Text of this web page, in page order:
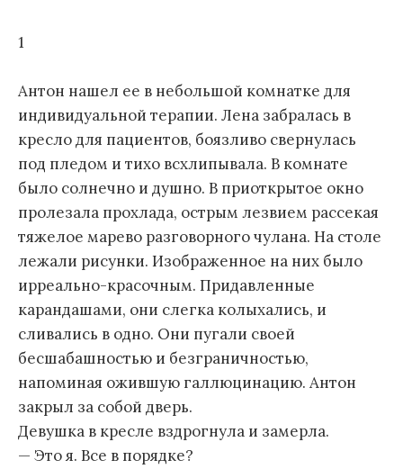
1
Антон нашел ее в небольшой комнатке для
индивидуальной терапии. Лена забралась в
кресло для пациентов, боязливо свернулась
под пледом и тихо всхлипывала. В комнате
было солнечно и душно. В приоткрытое окно
пролезала прохлада, острым лезвием рассекая
тяжелое марево разговорного чулана. На столе
лежали рисунки. Изображенное на них было
ирреально-красочным. Придавленные
карандашами, они слегка колыхались, и
сливались в одно. Они пугали своей
бесшабашностью и безграничностью,
напоминая ожившую галлюцинацию. Антон
закрыл за собой дверь.
Девушка в кресле вздрогнула и замерла.
— Это я. Все в порядке?